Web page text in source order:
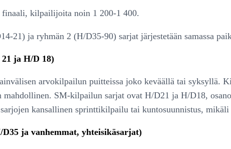
kilpailijoita noin 1 200-1 400.
21) ja ryhmän 2 (H/D35-90) sarjat järjestetään samassa
ja H/D 18)
arvokilpailun puitteissa joko keväällä tai syksyllä.
SM-kilpailun sarjat ovat H/D21 ja H/D18,
kansallinen sprinttikilpailu tai kuntosuunnistus,
D35 ja vanhemmat, yhteisikäsarjat)